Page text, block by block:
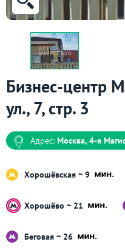
Бизнес-центр
ул., 7, стр. 3
Адрес: Москва, 4-я
Хорошёвская ~ 9
Хорошёво ~ 21
Беговая ~ 26